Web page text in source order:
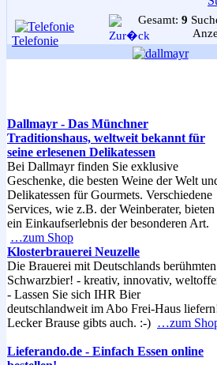
Telefonie
Gesamt: 9
Dallmayr - Das Münchner
Traditionshaus, weltweit bekannt für
seine erlesenen Delikatessen
Bei Dallmayr finden Sie exklusive
Geschenke, die besten Weine der Welt
Delikatessen für Gourmets. Verschiedene
Services, wie z.B. der Weinberater, bieten
ein Einkaufserlebnis der besonderen Art.
…zum Shop
Klosterbrauerei Neuzelle
Die Brauerei mit Deutschlands berühmten
Schwarzbier! - kreativ, innovativ,
- Lassen Sie sich IHR Bier
deutschlandweit im Abo Frei-Haus
Lecker Brause gibts auch. :-) …zum
Lieferando.de - Einfach Essen online